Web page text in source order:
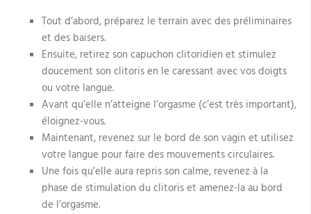
Tout d’abord, préparez le terrain avec des préliminaires
et des baisers.
Ensuite, retirez son capuchon clitoridien et stimulez
doucement son clitoris en le caressant avec vos doigts
ou votre langue.
Avant qu’elle n’atteigne l’orgasme (c’est très important),
éloignez-vous.
Maintenant, revenez sur le bord de son vagin et utilisez
votre langue pour faire des mouvements circulaires.
Une fois qu’elle aura repris son calme, revenez à la
phase de stimulation du clitoris et amenez-la au bord
de l’orgasme.